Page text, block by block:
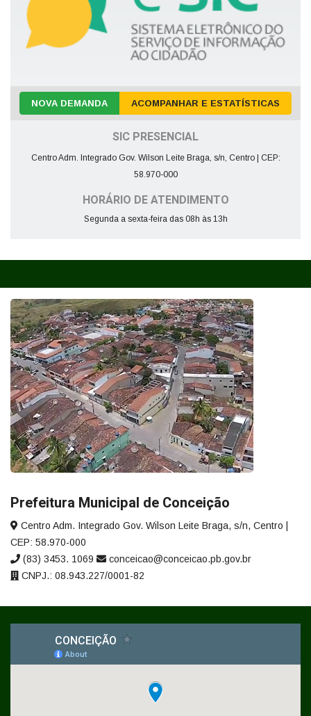
NOVA DEMANDA ACOMPANHAR E ESTATÍSTICAS
SIC PRESENCIAL
Centro Adm. Integrado Gov. Wilson Leite Braga, s/n, Centro | CEP:
58.970-000
HORÁRIO DE ATENDIMENTO
Segunda a sexta-feira das 08h às 13h
Prefeitura Municipal de Conceição
Centro Adm. Integrado Gov. Wilson Leite Braga, s/n, Centro |
CEP: 58.970-000
(83) 3453. 1069
conceicao@conceicao.pb.gov.br
CNPJ.: 08.943.227/0001-82